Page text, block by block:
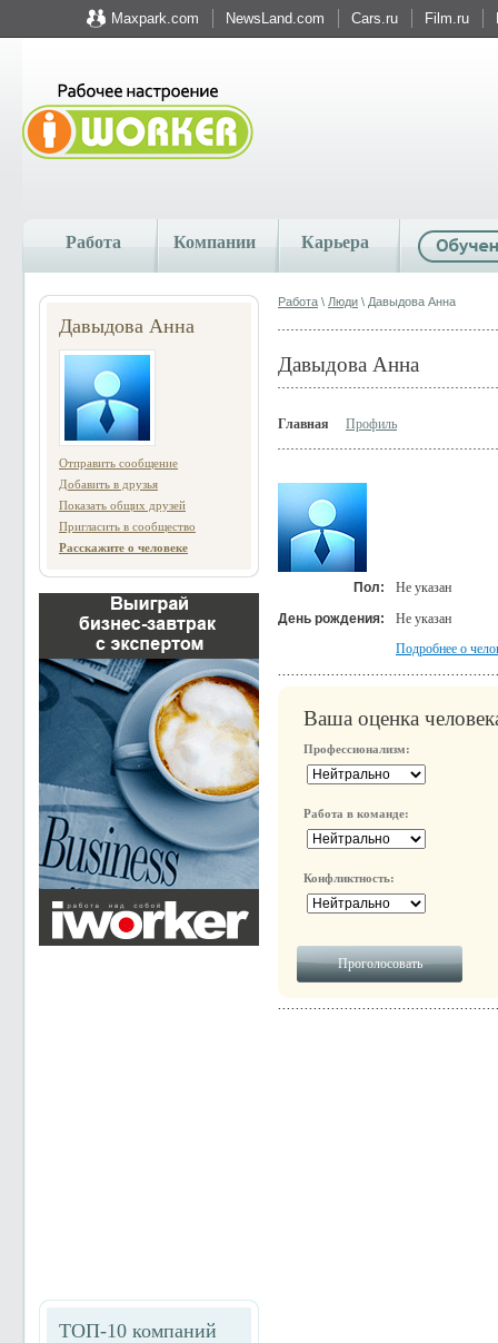
Maxpark.com NewsLand.com Cars.ru Film.ru
Работа Компании Карьера
Давыдова Анна
Отправить сообщение
Добавить в друзья
Показать общих друзей
Пригласить в сообщество
Расскажите о человеке
ТОП-10 компаний
Работа \ Люди \ Давыдова Анна
Давыдова Анна
Главная Профиль
Пол:
Не указан
День рождения:
Не указан
Подробнее о
Ваша оценка
Профессионализм:
Работа в команде:
Конфликтность: